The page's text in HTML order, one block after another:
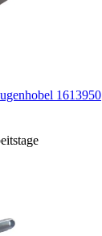
1613950